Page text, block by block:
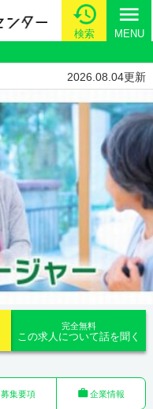
検索
menu
MENU
2026.08.04更新
完全無料
この求人について話を聞く
募集要項 企業情報